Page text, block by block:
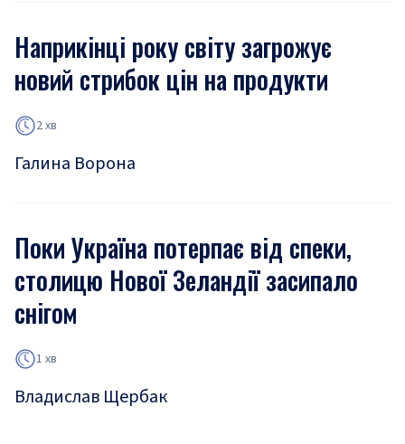
Наприкінці року світу загрожує
новий стрибок цін на продукти
2 хв
Галина Ворона
Поки Україна потерпає від спеки,
столицю Нової Зеландії засипало
снігом
1 хв
Владислав Щербак